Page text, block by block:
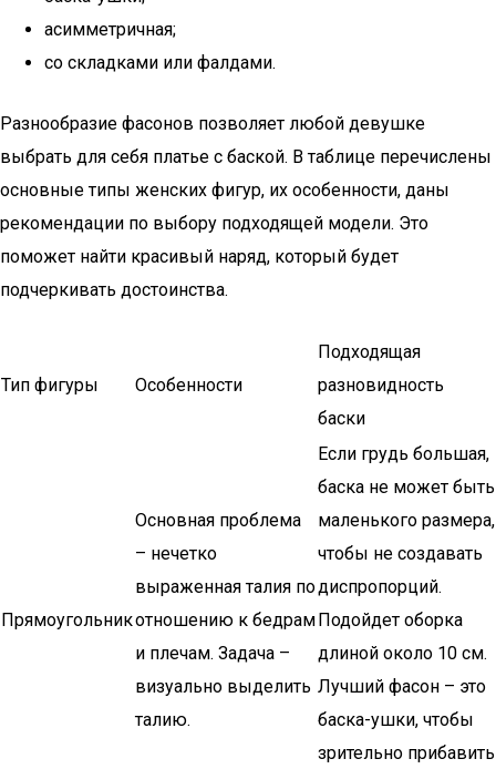
асимметричная;
со складками или фалдами.
Разнообразие фасонов позволяет любой девушке
выбрать для себя платье с баской. В таблице перечислены
основные типы женских фигур, их особенности, даны
рекомендации по выбору подходящей модели. Это
поможет найти красивый наряд, который будет
подчеркивать достоинства.
Тип фигуры Особенности
Подходящая
разновидность
баски
Прямоугольник
Основная проблема
– нечетко
выраженная талия по
отношению к бедрам
и плечам. Задача –
визуально выделить
талию.
Если грудь большая,
баска не может быть
маленького размера,
чтобы не создавать
диспропорций.
Подойдет оборка
длиной около 10 см.
Лучший фасон – это
баска-ушки, чтобы
зрительно прибавить